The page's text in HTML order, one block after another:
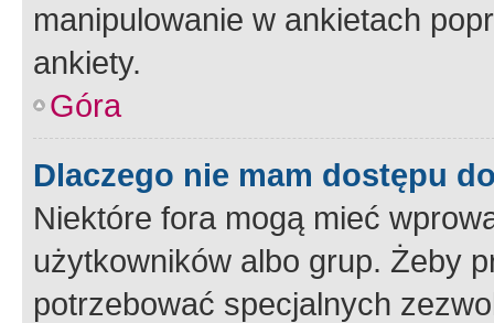
manipulowanie w ankietach
ankiety.
Góra
Dlaczego nie mam dostępu
Niektóre fora mogą mieć
użytkowników albo grup. Żeby
potrzebować specjalnych